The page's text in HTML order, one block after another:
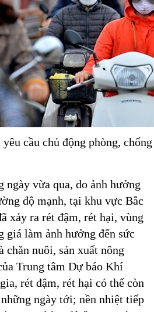
cầu chủ động phòng,
ngày vừa qua, do ảnh hưởng
độ mạnh, tại khu vực Bắc
xảy ra rét đậm, rét hại, vùng
giá làm ảnh hưởng đến sức
chăn nuôi, sản xuất nông
Trung tâm Dự báo Khí
rét đậm, rét hại có thể còn
ngày tới; nền nhiệt tiếp